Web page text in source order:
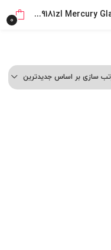
پست های برچسب خورده با "Zippo 49181zl Mercury Glass" 0
سازی بر اساس جدیدترین